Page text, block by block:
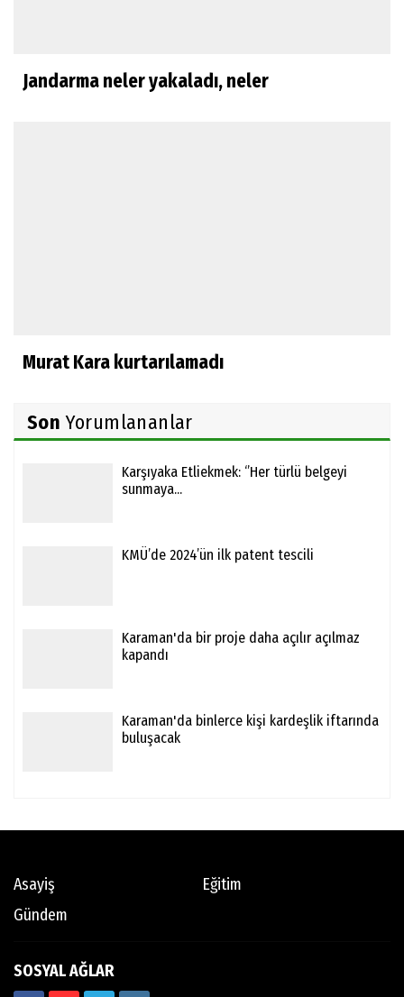
Jandarma neler yakaladı, neler
Murat Kara kurtarılamadı
Son Yorumlananlar
Karşıyaka Etliekmek: ‘’Her türlü belgeyi
sunmaya...
KMÜ’de 2024’ün ilk patent tescili
Karaman'da bir proje daha açılır açılmaz
kapandı
Karaman'da binlerce kişi kardeşlik iftarında
buluşacak
Asayiş
Eğitim
Gündem
SOSYAL AĞLAR